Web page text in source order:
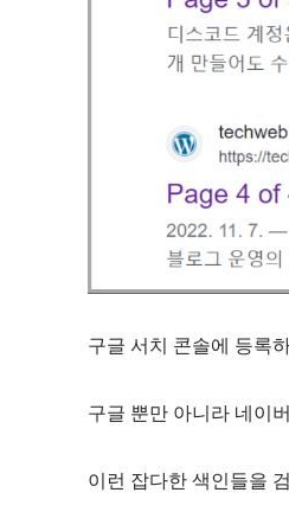
구글 서치 콘솔에 등록
구글 뿐만 아니라 네이
이런 잡다한 색인들을